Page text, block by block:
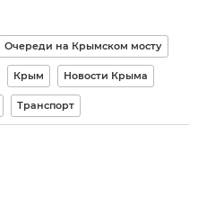
Очереди на Крымском мосту
Крым Новости Крыма
Транспорт